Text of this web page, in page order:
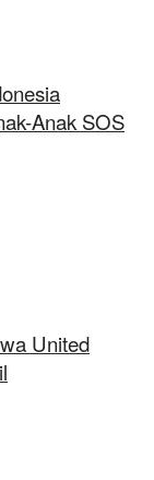
Anak SOS
United